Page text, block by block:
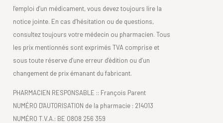
l’emploi d’un médicament, vous devez toujours lire la
notice jointe. En cas d’hésitation ou de questions,
consultez toujours votre médecin ou pharmacien. Tous
les prix mentionnés sont exprimés TVA comprise et
sous toute réserve d’une erreur d’édition ou d’un
changement de prix émanant du fabricant.
PHARMACIEN RESPONSABLE :: François Parent
NUMÉRO D'AUTORISATION de la pharmacie : 214013
NUMÉRO T.V.A.: BE 0808 256 359